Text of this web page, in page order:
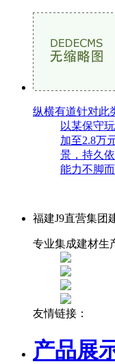
纵横有道针对此
以某保守
加至2.8万
景，持久
能力不脚
福建J9直营集团
专业集成建材生
友情链接：
产品展